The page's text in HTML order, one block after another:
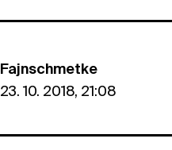
Fajnschmetke
23. 10. 2018, 21:08